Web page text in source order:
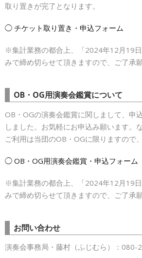
取り置きが完了となります。
◯ チケット取り置き・申込フォーム
※集計業務の都合上、「2024年12月19
みで締め切らせて頂きますので、ご了承願
OB・OG用演奏会鑑賞について
OB・OGの演奏会鑑賞に関しまして、申
しました。お気軽にお申込み願います。
ご利用は当団のOB・OGに限りますので
◯ OB・OG用演奏会鑑賞・申込フォーム
※集計業務の都合上、「2024年12月19
みで締め切らせて頂きますので、ご了承願
お問い合わせ
演奏会事務局・藤村（ふじむら）：080-